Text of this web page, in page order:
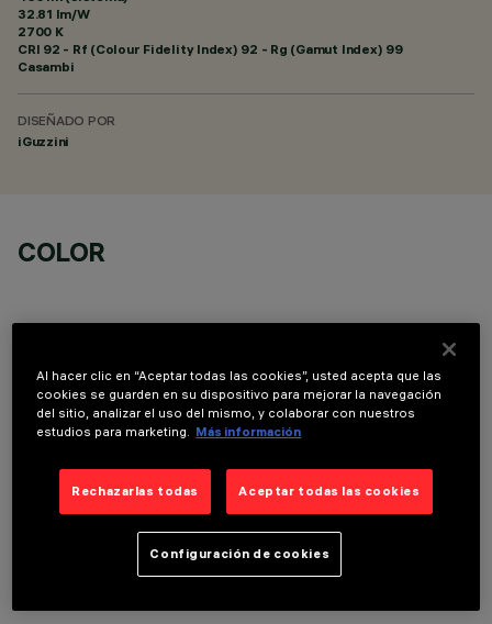
32.81 lm/W
2700 K
CRI 92 - Rf (Colour Fidelity Index) 92 - Rg (Gamut Index) 99
Casambi
DISEÑADO POR
iGuzzini
COLOR
ACCESORIOS NECESARIOS
Al hacer clic en “Aceptar todas las cookies”, usted acepta que las
cookies se guarden en su dispositivo para mejorar la navegación
del sitio, analizar el uso del mismo, y colaborar con nuestros
estudios para marketing.
Más información
Rechazarlas todas Aceptar todas las cookies
Configuración de cookies